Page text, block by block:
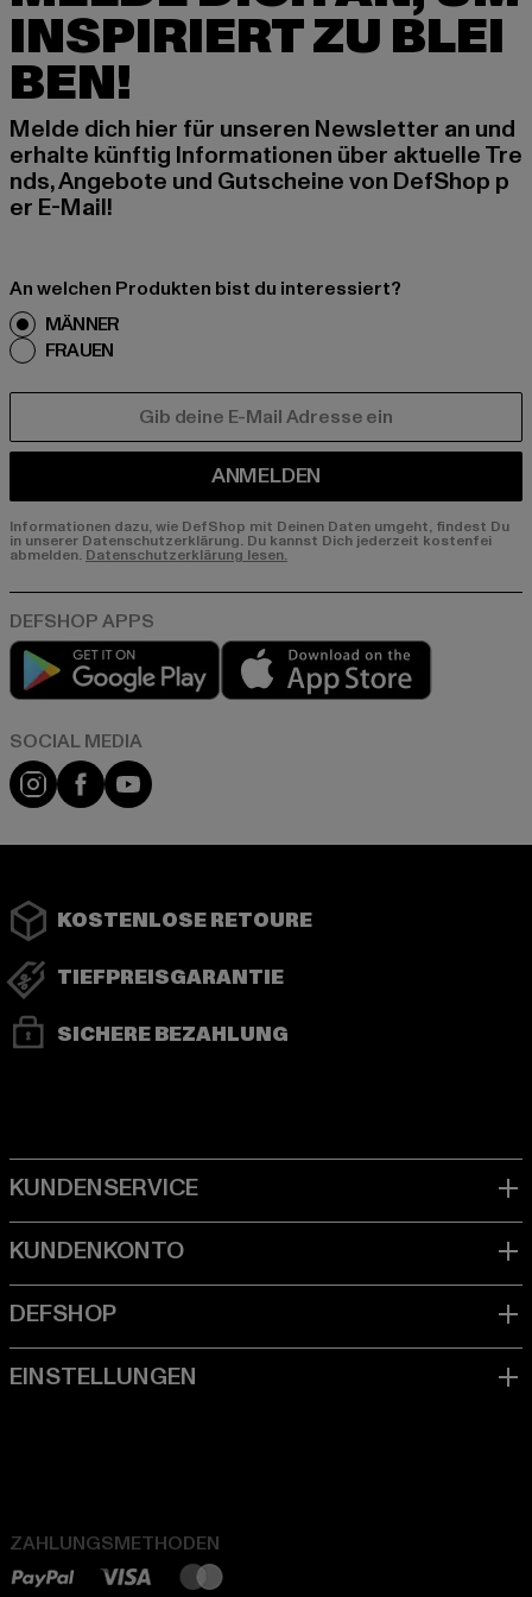
INSPIRIERT ZU BLEI
BEN!
Melde dich hier für unseren Newsletter an und
erhalte künftig Informationen über aktuelle Tre
nds, Angebote und Gutscheine von DefShop p
er E-Mail!
An welchen Produkten bist du interessiert?
MÄNNER
FRAUEN
ANMELDEN
Informationen dazu, wie DefShop mit Deinen Daten umgeht, findest Du
in unserer Datenschutzerklärung. Du kannst Dich jederzeit kostenfei
abmelden. Datenschutzerklärung lesen.
Play market
Instagram
FacebookYouTube
KOSTENLOSE RETOURE
TIEFPREISGARANTIE
SICHERE BEZAHLUNG
ZAHLUNGSMETHODEN